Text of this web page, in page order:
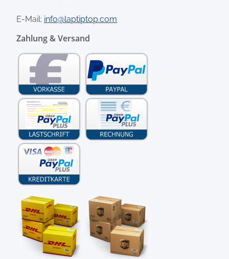
E-Mail: info@laptiptop.com
Zahlung & Versand